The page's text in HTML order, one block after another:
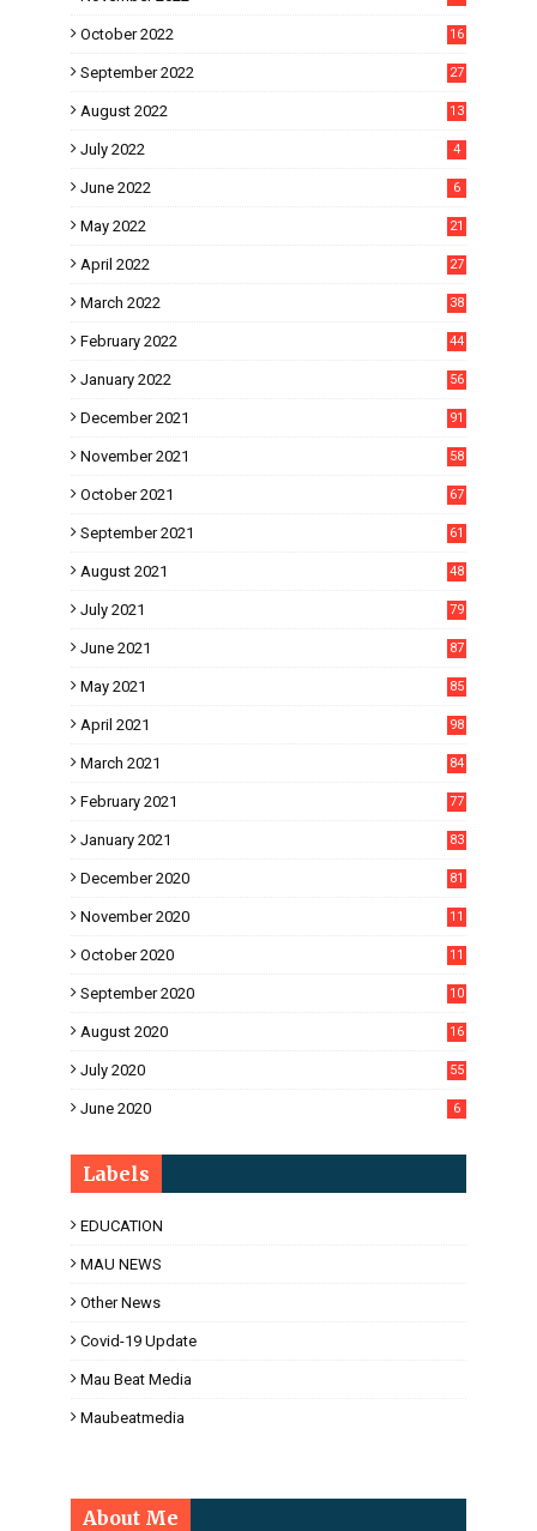
October 2022 16
September 2022 27
August 2022 13
July 2022 4
June 2022 6
May 2022 21
April 2022 27
March 2022 38
February 2022 44
January 2022 56
December 2021 91
November 2021 58
October 2021 67
September 2021 61
August 2021 48
July 2021 79
June 2021 87
May 2021 85
April 2021 98
March 2021 84
February 2021 77
January 2021 83
December 2020 81
November 2020
11
October 2020
11
September 2020
10
August 2020
16
July 2020 55
June 2020 6
Labels
EDUCATION
MAU NEWS
Other News
Covid-19 Update
Mau Beat Media
Maubeatmedia
About Me